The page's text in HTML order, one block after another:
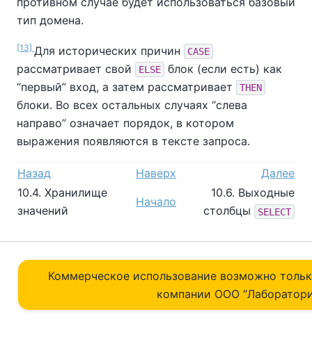
тип домена.
[13] Для исторических причин CASE
рассматривает свой ELSE
блок (если есть) как
“первый” вход, а затем рассматривает THEN
блоки. Во всех остальных случаях “слева
направо” означает порядок, в котором
выражения появляются в тексте запроса.
Назад Наверх
Далее
10.4. Хранилище
значений
Начало
10.6. Выходные
столбцы
SELECT
Коммерческое использование возможно
компании ОOO